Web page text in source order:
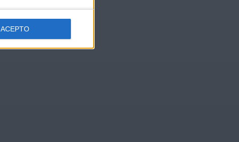
ACEPTO